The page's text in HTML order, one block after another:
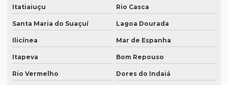
Itatiaiuçu Rio Casca
Santa Maria do Suaçuí Lagoa Dourada
Ilicínea Mar de Espanha
Itapeva Bom Repouso
Rio Vermelho Dores do Indaiá